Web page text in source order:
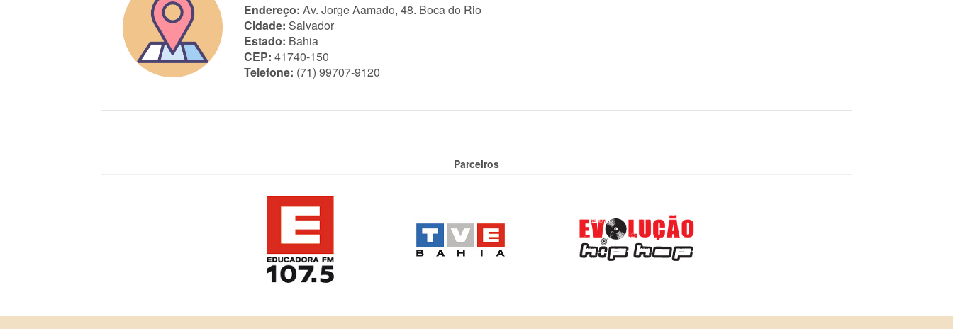
Endereço: Av. Jorge Aamado, 48. Boca do Rio
Cidade: Salvador
Estado: Bahia
CEP: 41740-150
Telefone: (71) 99707-9120
Parceiros